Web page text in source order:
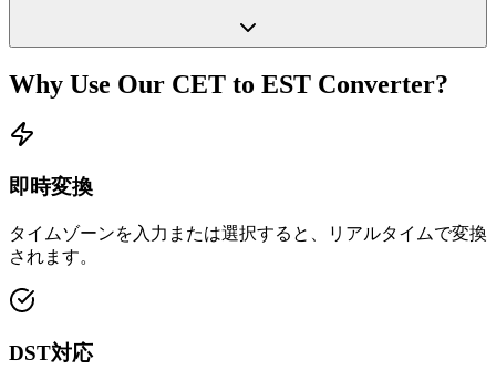
Why Use Our CET to EST Converter?
即時変換
タイムゾーンを入力または選択すると、リアルタイムで変換
されます。
DST対応